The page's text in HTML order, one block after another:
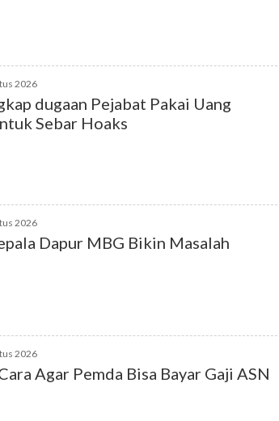
2026
dugaan Pejabat Pakai Uang
Sebar Hoaks
2026
Dapur MBG Bikin Masalah
2026
Agar Pemda Bisa Bayar Gaji ASN